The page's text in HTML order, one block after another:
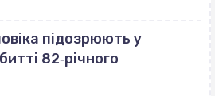
підозрюють у
82‐річного